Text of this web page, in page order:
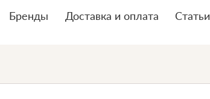
Бренды Доставка и оплата Статьи